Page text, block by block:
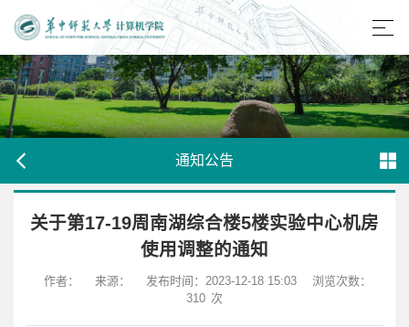
通知公告
关于第17-19周南湖综合楼5楼实验中心机房
使用调整的通知
作者： 来源： 发布时间：2023-12-18 15:03
浏览次数：
310 次